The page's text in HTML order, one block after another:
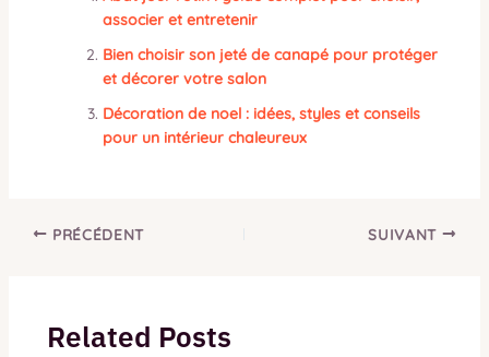
associer et entretenir
Bien choisir son jeté de canapé pour protéger
et décorer votre salon
Décoration de noel : idées, styles et conseils
pour un intérieur chaleureux
PRÉCÉDENT SUIVANT
Related Posts